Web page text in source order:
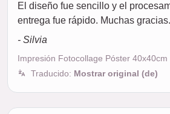
El diseño fue sencillo y el
entrega fue rápido. Muchas gracias.
- Silvia
Impresión Fotocollage Póster 40x40cm
Traducido: Mostrar original (de)